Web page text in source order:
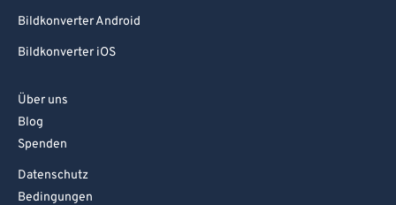
Bildkonverter Android
Bildkonverter iOS
Über uns
Blog
Spenden
Datenschutz
Bedingungen